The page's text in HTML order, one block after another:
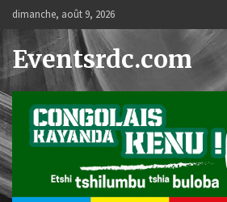
Skip
content
dimanche, août 9, 2026
Eventsrdc.com